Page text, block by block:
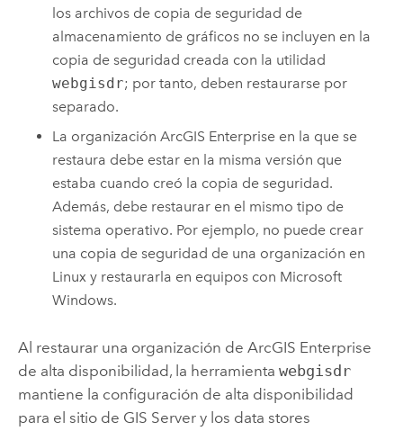
los archivos de copia de seguridad de
almacenamiento de gráficos no se incluyen en la
copia de seguridad creada con la utilidad
webgisdr; por tanto, deben restaurarse por
separado.
La organizaciónArcGIS Enterprise en la que se
restaura debe estar en la misma versión que
estaba cuando creó la copia de seguridad.
Además, debe restaurar en el mismo tipo de
sistema operativo. Por ejemplo, no puede crear
una copia de seguridad de una organización en
Linux y restaurarla en equipos con Microsoft
Windows.
Al restaurar una organización de ArcGIS Enterprise
de alta disponibilidad, la herramienta webgisdr
mantiene la configuración de alta disponibilidad
para el sitio de GIS Servery los data stores